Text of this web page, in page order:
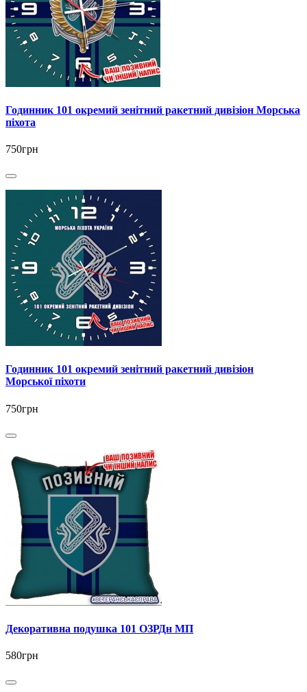
Годинник 101 окремий зенітний ракетний дивізіон Морська
піхота
750грн
Годинник 101 окремий зенітний ракетний дивізіон
Морської піхоти
750грн
Декоративна подушка 101 ОЗРДн МП
580грн